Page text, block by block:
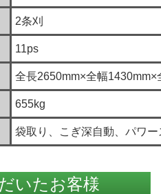
2条刈
11ps
全長2650mm×全幅1430mm×
655kg
袋取り、こぎ深自動、パワ
いたお客様